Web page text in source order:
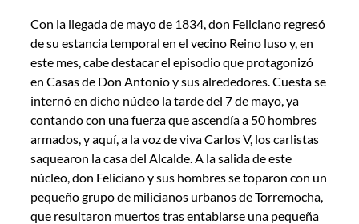
Con la llegada de mayo de 1834, don Feliciano regresó
de su estancia temporal en el vecino Reino luso y, en
este mes, cabe destacar el episodio que protagonizó
en Casas de Don Antonio y sus alrededores. Cuesta se
internó en dicho núcleo la tarde del 7 de mayo, ya
contando con una fuerza que ascendía a 50 hombres
armados, y aquí, a la voz de viva Carlos V, los carlistas
saquearon la casa del Alcalde. A la salida de este
núcleo, don Feliciano y sus hombres se toparon con un
pequeño grupo de milicianos urbanos de Torremocha,
que resultaron muertos tras entablarse una pequeña